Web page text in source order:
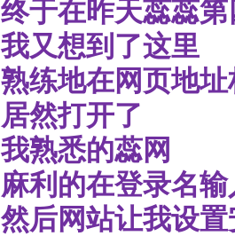
终于在昨天蕊蕊
我又想到了这里
熟练地在网页地
居然打开了
我熟悉的蕊网
麻利的在登录名
然后网站让我设